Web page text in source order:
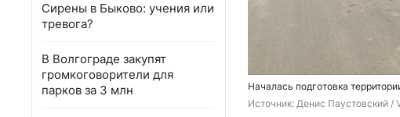
Сирены в Быково: учения или
тревога?
В Волгограде закупят
громкоговорители для
парков за 3 млн
Началась подготовка
Источник: Денис Паустовский /